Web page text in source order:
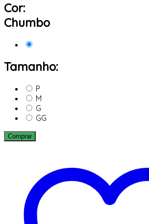
Cor:
Chumbo
Tamanho:
P
M
G
GG
Comprar